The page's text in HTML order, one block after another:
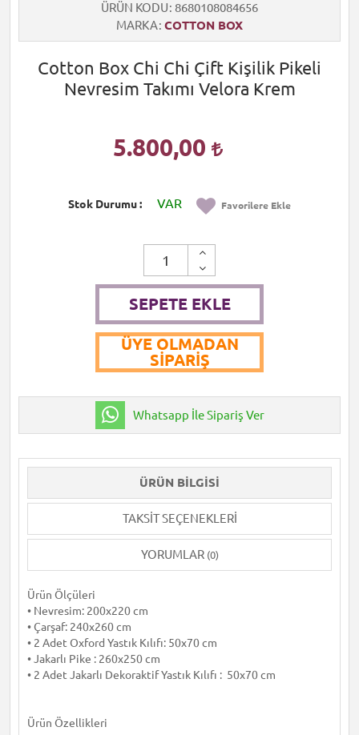
ÜRÜN KODU 8680108084656
MARKA COTTON BOX
Cotton Box Chi Chi Çift Kişilik Pikeli
Nevresim Takımı Velora Krem
5.800,00
Stok Durumu VAR Favorilere Ekle
SEPETE EKLE
ÜYE OLMADAN
SIPARIŞ
Whatsapp İle Sipariş Ver
ÜRÜN BILGISI
TAKSIT SEÇENEKLERI
YORUMLAR (0)
Ürün Ölçüleri
• Nevresim: 200x220 cm
• Çarşaf: 240x260 cm
• 2 Adet Oxford Yastık Kılıfı: 50x70 cm
• Jakarlı Pike : 260x250 cm
• 2 Adet Jakarlı Dekoraktif Yastık Kılıfı : 50x70 cm
Ürün Özellikleri